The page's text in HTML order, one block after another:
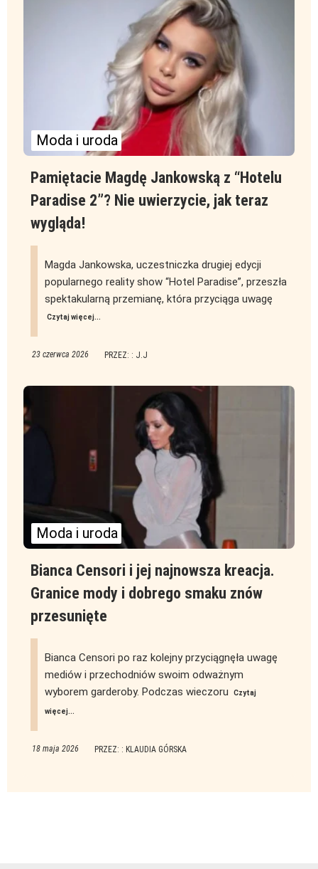
Moda i uroda
Pamiętacie Magdę Jankowską z “Hotelu
Paradise 2”? Nie uwierzycie, jak teraz
wygląda!
Magda Jankowska, uczestniczka drugiej edycji
popularnego reality show “Hotel Paradise”, przeszła
spektakularną przemianę, która przyciąga uwagę
Czytaj więcej...
23 czerwca 2026 PRZEZ: : J.J
Moda i uroda
Bianca Censori i jej najnowsza kreacja.
Granice mody i dobrego smaku znów
przesunięte
Bianca Censori po raz kolejny przyciągnęła uwagę
mediów i przechodniów swoim odważnym
wyborem garderoby. Podczas wieczoru
Czytaj
więcej...
18 maja 2026 PRZEZ: : KLAUDIA GÓRSKA